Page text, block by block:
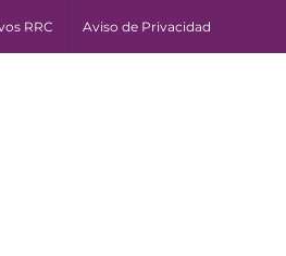
RRC Aviso de Privacidad